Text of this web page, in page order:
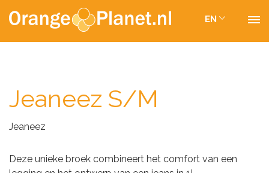
EN
Jeaneez S/M
Jeaneez
Deze unieke broek combineert het comfort van een